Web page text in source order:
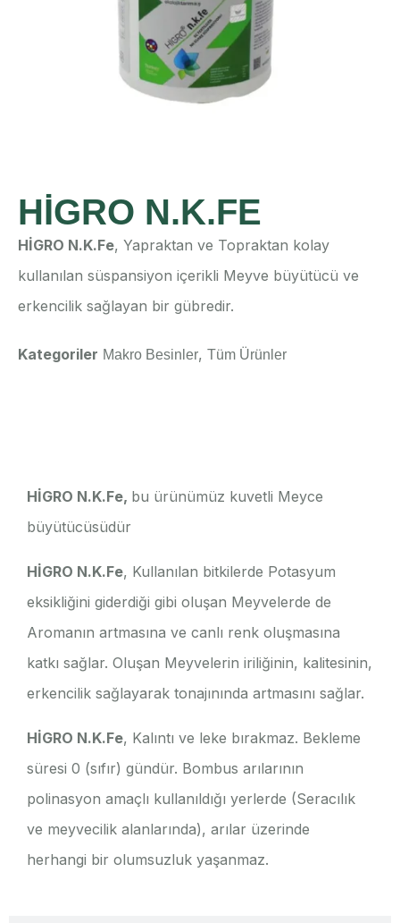
HİGRO N.K.FE
HİGRO N.K.Fe, Yapraktan ve Topraktan kolay
kullanılan süspansiyon içerikli Meyve büyütücü ve
erkencilik sağlayan bir gübredir.
Kategoriler Makro Besinler, Tüm Ürünler
HİGRO N.K.Fe, bu ürünümüz kuvetli Meyce
büyütücüsüdür
HİGRO N.K.Fe, Kullanılan bitkilerde Potasyum
eksikliğini giderdiği gibi oluşan Meyvelerde de
Aromanın artmasına ve canlı renk oluşmasına
katkı sağlar. Oluşan Meyvelerin iriliğinin, kalitesinin,
erkencilik sağlayarak tonajınında artmasını sağlar.
HİGRO N.K.Fe, Kalıntı ve leke bırakmaz. Bekleme
süresi 0 (sıfır) gündür. Bombus arılarının
polinasyon amaçlı kullanıldığı yerlerde (Seracılık
ve meyvecilik alanlarında), arılar üzerinde
herhangi bir olumsuzluk yaşanmaz.